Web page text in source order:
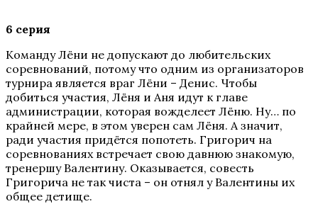
6 серия
Команду Лёни не допускают до любительских
соревнований, потому что одним из организаторов
турнира является враг Лёни – Денис. Чтобы
добиться участия, Лёня и Аня идут к главе
администрации, которая вожделеет Лёню. Ну… по
крайней мере, в этом уверен сам Лёня. А значит,
ради участия придётся попотеть. Григорич на
соревнованиях встречает свою давнюю знакомую,
тренершу Валентину. Оказывается, совесть
Григорича не так чиста – он отнял у Валентины их
общее детище.